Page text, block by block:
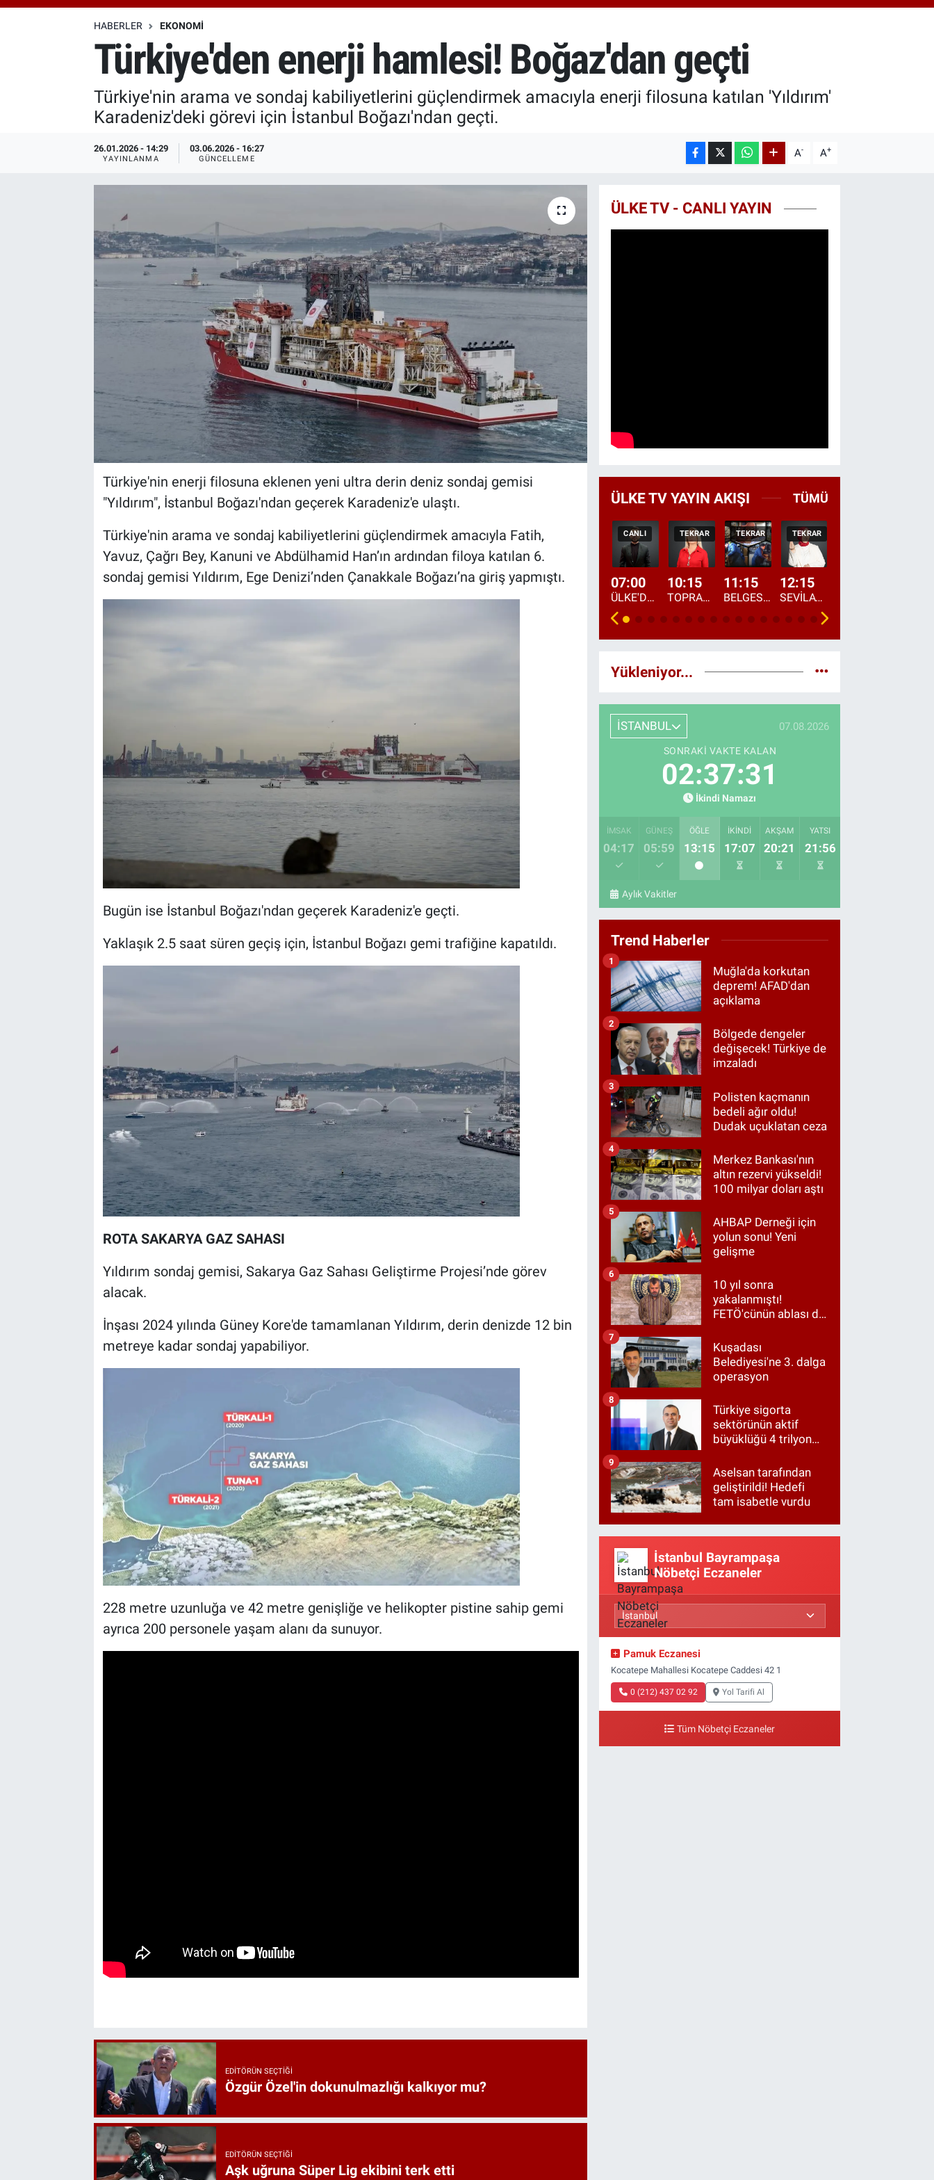
BITCOIN
64.360,53
%-0.76
HABERLER EKONOMI
Türkiye'den enerji hamlesi! Boğaz'dan geçti
Türkiye'nin arama ve sondaj kabiliyetlerini güçlendirmek amacıyla enerji filosuna katılan 'Yıldırım'
Karadeniz'deki görevi için İstanbul Boğazı'ndan geçti.
26.01.2026 - 14:29
YAYINLANMA
03.06.2026 - 16:27
GÜNCELLEME A- A+
Türkiye'nin enerji filosuna eklenen yeni ultra derin deniz sondaj gemisi
"Yıldırım", İstanbul Boğazı'ndan geçerek Karadeniz'e ulaştı.
Türkiye'nin arama ve sondaj kabiliyetlerini güçlendirmek amacıyla Fatih,
Yavuz, Çağrı Bey, Kanuni ve Abdülhamid Han’ın ardından filoya katılan 6.
sondaj gemisi Yıldırım, Ege Denizi’nden Çanakkale Boğazı’na giriş yapmıştı.
Bugün ise İstanbul Boğazı'ndan geçerek Karadeniz'e geçti.
Yaklaşık 2.5 saat süren geçiş için, İstanbul Boğazı gemi trafiğine kapatıldı.
ROTA SAKARYA GAZ SAHASI
Yıldırım sondaj gemisi, Sakarya Gaz Sahası Geliştirme Projesi’nde görev
alacak.
İnşası 2024 yılında Güney Kore'de tamamlanan Yıldırım, derin denizde 12 bin
metreye kadar sondaj yapabiliyor.
228 metre uzunluğa ve 42 metre genişliğe ve helikopter pistine sahip gemi
ayrıca 200 personele yaşam alanı da sunuyor.
EDITÖRÜN SEÇTIĞI
Özgür Özel'in dokunulmazlığı kalkıyor mu?
EDITÖRÜN SEÇTIĞI
Aşk uğruna Süper Lig ekibini terk etti
ÜLKE TV - CANLI YAYIN
ÜLKE TV YAYIN AKIŞI TÜMÜ
CANLI
07:00
ÜLKE'DE BU SABAH
TEKRAR
10:15
TOPRAKTAN SOFRAYA
TEKRAR
11:15
BELGESEL: "ÜLKE'NİN ALIN TERİ"
TEKRAR
12:15
SEVİLAY SUNGUR İLE ELİMİN BEREKETİ
Yükleniyor...
İSTANBUL 07.08.2026
SONRAKI VAKTE KALAN
02:37:30
İkindi Namazı
İMSAK
04:17
GÜNEŞ
05:59
ÖĞLE
13:15
İKINDI
17:07
AKŞAM
20:21
YATSI
21:56
Aylık Vakitler
Trend Haberler
Muğla'da korkutan
deprem! AFAD'dan
açıklama
1
Bölgede dengeler
değişecek! Türkiye de
imzaladı
2
Polisten kaçmanın
bedeli ağır oldu!
Dudak uçuklatan ceza
3
Merkez Bankası'nın
altın rezervi yükseldi!
100 milyar doları aştı
4
AHBAP Derneği için
yolun sonu! Yeni
gelişme
5
10 yıl sonra
yakalanmıştı!
FETÖ'cünün ablası da
6
Kuşadası
Belediyesi'ne 3. dalga
operasyon
7
Türkiye sigorta
sektörünün aktif
büyüklüğü 4 trilyon
8
Aselsan tarafından
geliştirildi! Hedefi
tam isabetle vurdu
9
İstanbul Bayrampaşa
Nöbetçi Eczaneler
Pamuk Eczanesi
Kocatepe Mahallesi Kocatepe Caddesi 42 1
0 (212) 437 02 92 Yol Tarifi Al
Tüm Nöbetçi Eczaneler
Özel Haberler
Özel Haberler
Haber Arşivi